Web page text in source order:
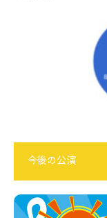
今後の公演